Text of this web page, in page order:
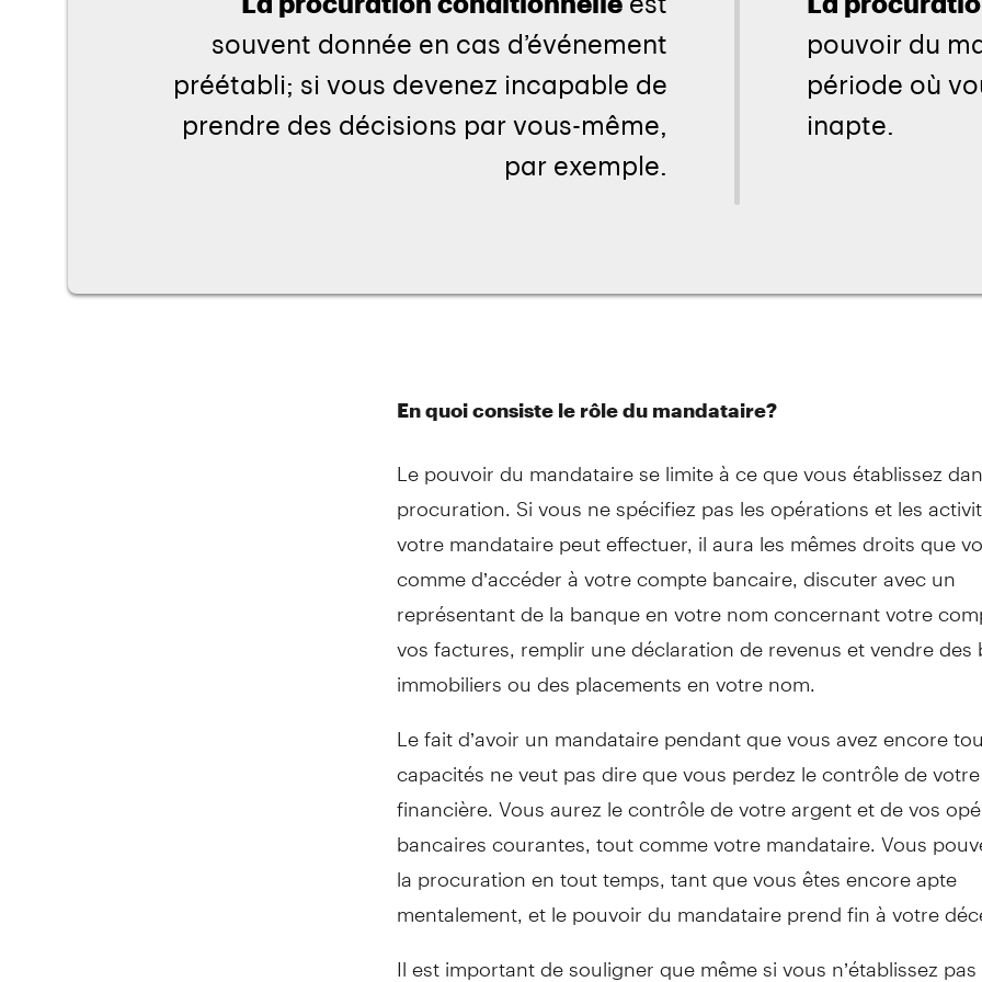
En quoi consiste le rôle du mandataire?
Le pouvoir du mandataire se limite à ce que vous établissez
procuration. Si vous ne spécifiez pas les opérations et les
votre mandataire peut effectuer, il aura les mêmes droits que
comme d’accéder à votre compte bancaire, discuter avec un
représentant de la banque en votre nom concernant votre
vos factures, remplir une déclaration de revenus et vendre des
immobiliers ou des placements en votre nom.
Le fait d’avoir un mandataire pendant que vous avez encore
capacités ne veut pas dire que vous perdez le contrôle de
financière. Vous aurez le contrôle de votre argent et de vos
bancaires courantes, tout comme votre mandataire. Vous
la procuration en tout temps, tant que vous êtes encore apte
mentalement, et le pouvoir du mandataire prend fin à votre
Il est important de souligner que même si vous n’établissez